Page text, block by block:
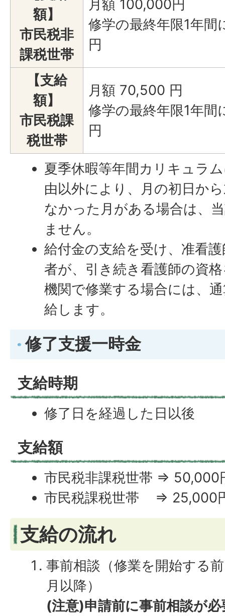
額】
市民税非
課税世帯
月額 100,000円
修学の最終年限1年
円
【支給
額】
市民税課
税世帯
月額 70,500 円
修学の最終年限1年
円
夏季休暇等年間カリキュラ
由以外により、月の初日か
なかった月がある場合は、
ません。
給付金の支給を受け、准看
者が、引き続き看護師の資
機関で修業する場合には、
給します。
修了支援一時金
支給時期
修了日を経過した日以後
支給額
市民税非課税世帯 ⇒ 50,000
市民税課税世帯 ⇒ 25,000
支給の流れ
事前相談（修業を開始する
月以降）
(注意)申請前に事前相談が